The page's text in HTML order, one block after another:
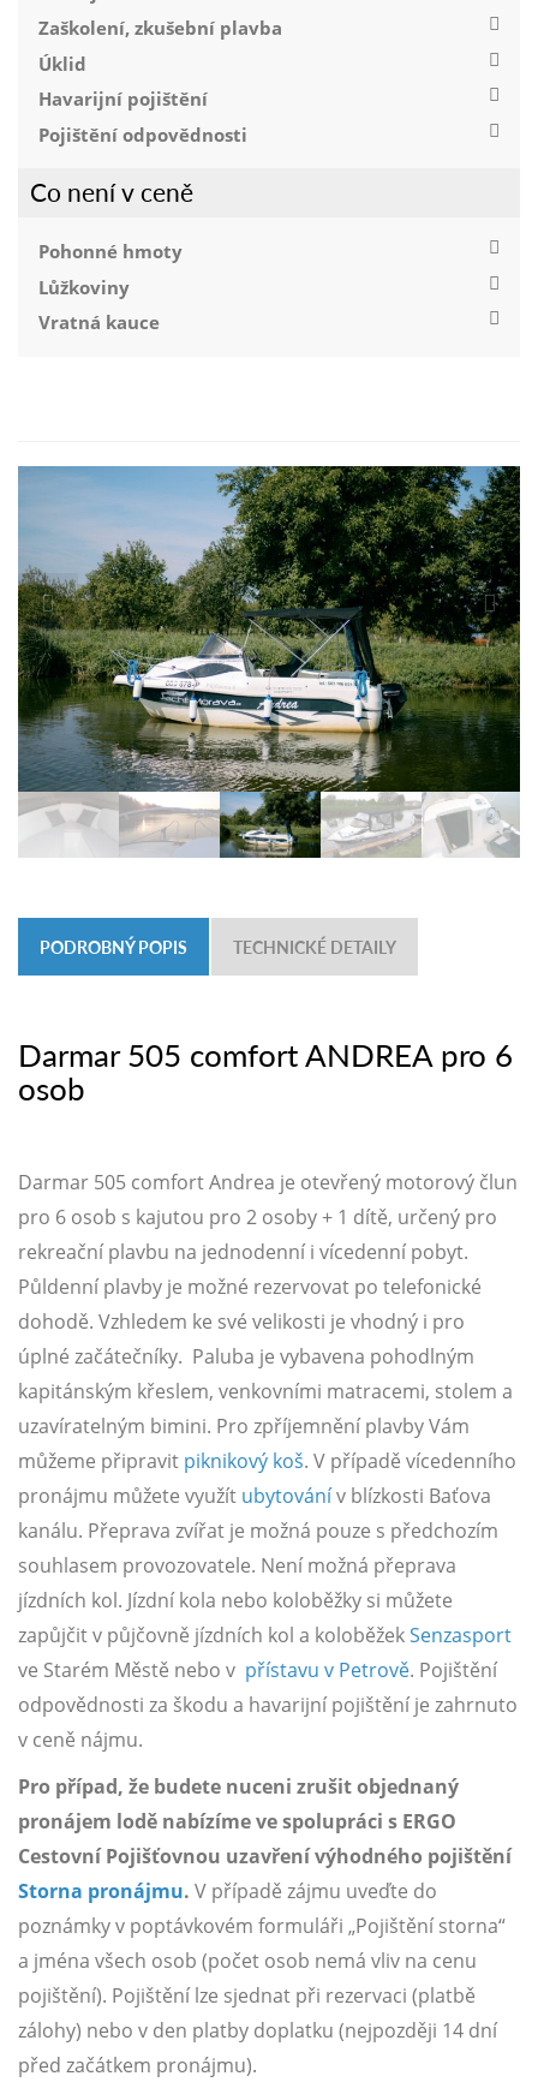
Zaškolení, zkušební plavba
Úklid
Havarijní pojištění
Pojištění odpovědnosti
Co není v ceně
Pohonné hmoty
Lůžkoviny
Vratná kauce
PODROBNÝ POPIS TECHNICKÉ DETAILY
Darmar 505 comfort ANDREA pro 6
osob
Darmar 505 comfort Andrea je otevřený motorový člun
pro 6 osob s kajutou pro 2 osoby + 1 dítě, určený pro
rekreační plavbu na jednodenní i vícedenní pobyt.
Půldenní plavby je možné rezervovat po telefonické
dohodě. Vzhledem ke své velikosti je vhodný i pro
úplné začátečníky. Paluba je vybavena pohodlným
kapitánským křeslem, venkovními matracemi, stolem a
uzavíratelným bimini. Pro zpříjemnění plavby Vám
můžeme připravit piknikový koš. V případě vícedenního
pronájmu můžete využít ubytovánív blízkosti Baťova
kanálu. Přeprava zvířat je možná pouze s předchozím
souhlasem provozovatele. Není možná přeprava
jízdních kol. Jízdní kola nebo koloběžky si můžete
zapůjčit v půjčovně jízdních kol a koloběžekSenzasport
ve Starém Městě nebo v přístavu v Petrově. Pojištění
odpovědnosti za škodu a havarijní pojištění je zahrnuto
v ceně nájmu.
Pro případ, že budete nuceni zrušit objednaný
pronájem lodě nabízíme ve spolupráci s ERGO
Cestovní Pojišťovnou uzavření výhodného pojištění
Storna pronájmu. V případě zájmu uveďte do
poznámky v poptávkovém formuláři „Pojištění storna“
a jména všech osob (počet osob nemá vliv na cenu
pojištění). Pojištění lze sjednat při rezervaci (platbě
zálohy) nebo v den platby doplatku (nejpozději 14 dní
před začátkem pronájmu).